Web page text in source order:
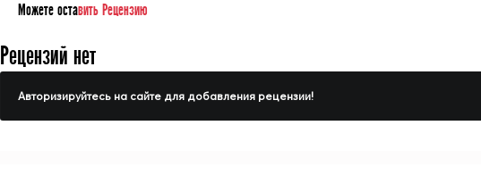
Можете оставить Рецензию
Рецензий нет
Авторизируйтесь на сайте для добавления рецензии!